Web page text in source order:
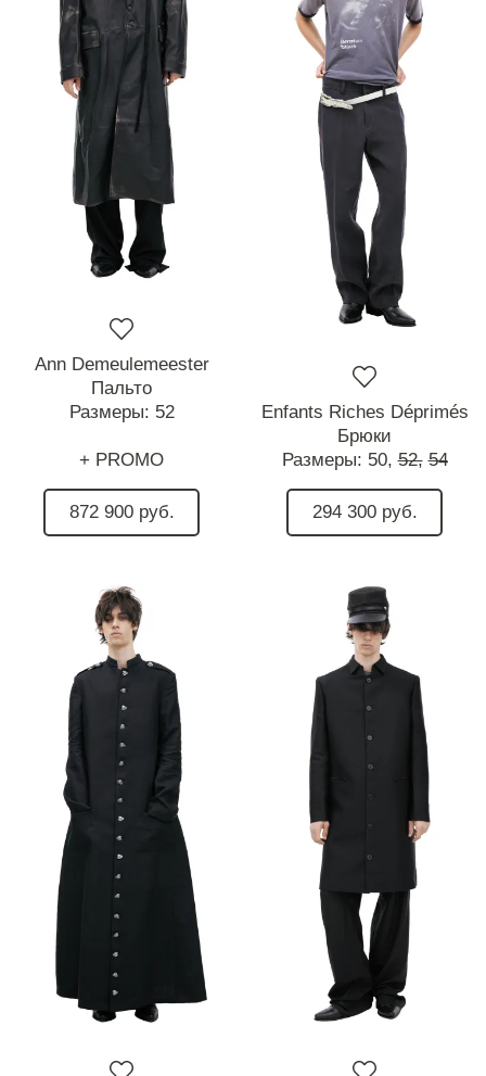
Ann Demeulemeester
Пальто
Размеры: 52
+ PROMO
872 900 руб.
Enfants Riches Déprimés
Брюки
Размеры: 50, 52, 54
294 300 руб.